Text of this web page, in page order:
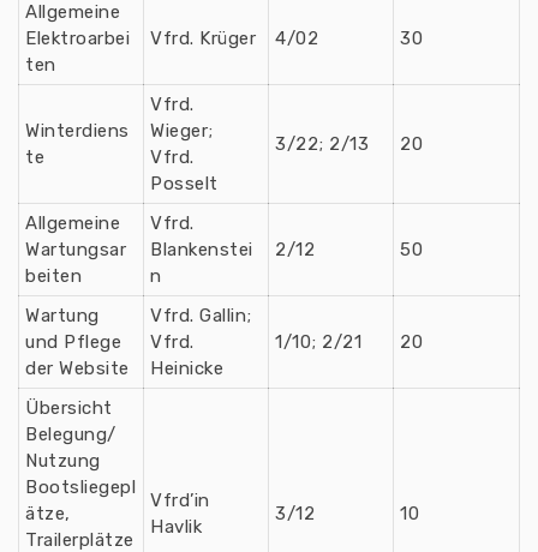
Allgemeine
Elektroarbei
ten
Vfrd. Krüger 4/02 30
Winterdiens
te
Vfrd.
Wieger;
Vfrd.
Posselt
3/22; 2/13 20
Allgemeine
Wartungsar
beiten
Vfrd.
Blankenstei
n
2/12 50
Wartung
und Pflege
der Website
Vfrd. Gallin;
Vfrd.
Heinicke
1/10; 2/21 20
Übersicht
Belegung/
Nutzung
Bootsliegepl
ätze,
Trailerplätze
Vfrd’in
Havlik
3/12 10